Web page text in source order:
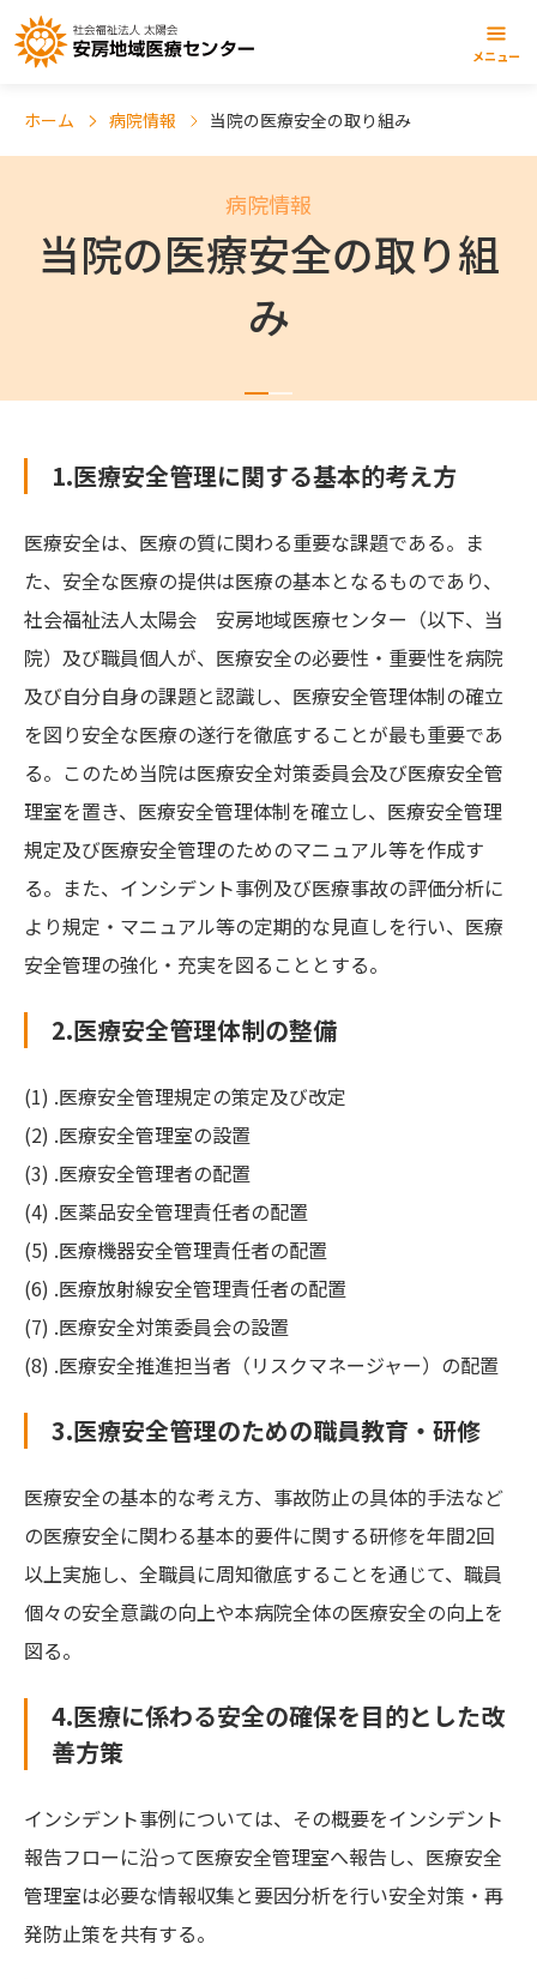
メニュー
ホーム 病院情報 当院の医療安全の取り組み
病院情報
当院の医療安全の取り組
み
1.医療安全管理に関する基本的考え方
医療安全は、医療の質に関わる重要な課題である。ま
た、安全な医療の提供は医療の基本となるものであり、
社会福祉法人太陽会 安房地域医療センター（以下、当
院）及び職員個人が、医療安全の必要性・重要性を病院
及び自分自身の課題と認識し、医療安全管理体制の確立
を図り安全な医療の遂行を徹底することが最も重要であ
る。このため当院は医療安全対策委員会及び医療安全管
理室を置き、医療安全管理体制を確立し、医療安全管理
規定及び医療安全管理のためのマニュアル等を作成す
る。また、インシデント事例及び医療事故の評価分析に
より規定・マニュアル等の定期的な見直しを行い、医療
安全管理の強化・充実を図ることとする。
2.医療安全管理体制の整備
(1) .医療安全管理規定の策定及び改定
(2) .医療安全管理室の設置
(3) .医療安全管理者の配置
(4) .医薬品安全管理責任者の配置
(5) .医療機器安全管理責任者の配置
(6) .医療放射線安全管理責任者の配置
(7) .医療安全対策委員会の設置
(8) .医療安全推進担当者（リスクマネージャー）の配置
3.医療安全管理のための職員教育・研修
医療安全の基本的な考え方、事故防止の具体的手法など
の医療安全に関わる基本的要件に関する研修を年間2回
以上実施し、全職員に周知徹底することを通じて、職員
個々の安全意識の向上や本病院全体の医療安全の向上を
図る。
4.医療に係わる安全の確保を目的とした改
善方策
インシデント事例については、その概要をインシデント
報告フローに沿って医療安全管理室へ報告し、医療安全
管理室は必要な情報収集と要因分析を行い安全対策・再
発防止策を共有する。